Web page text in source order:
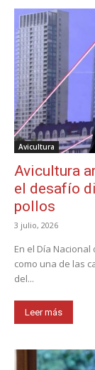
Avicultura
Avicultura
el desafío
pollos
3 julio, 2026
En el Día
como una de las
del...
Leer más